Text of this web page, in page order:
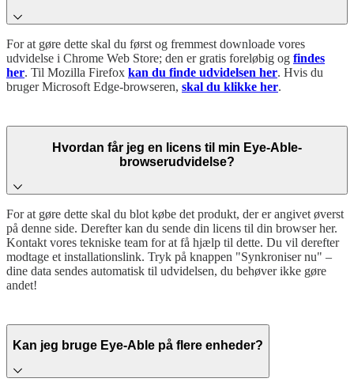
For at gøre dette skal du først og fremmest downloade vores
udvidelse i Chrome Web Store; den er gratis foreløbig og findes
her. Til Mozilla Firefox kan du finde udvidelsen her. Hvis du
bruger Microsoft Edge-browseren, skal du klikke her.
Hvordan får jeg en licens til min Eye-Able-
browserudvidelse?
For at gøre dette skal du blot købe det produkt, der er angivet øverst
på denne side. Derefter kan du sende din licens til din browser her.
Kontakt vores tekniske team for at få hjælp til dette. Du vil derefter
modtage et installationslink. Tryk på knappen "Synkroniser nu" –
dine data sendes automatisk til udvidelsen, du behøver ikke gøre
andet!
Kan jeg bruge Eye-Able på flere enheder?